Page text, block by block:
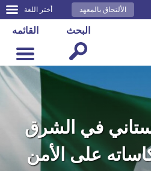
أختر اللغة الألتحاق بالمعهد
القائمه البحث
في الشرق
على الأمن